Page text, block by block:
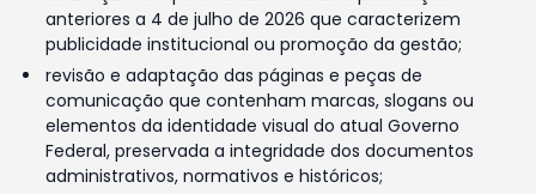
anteriores a 4 de julho de 2026 que caracterizem
publicidade institucional ou promoção da gestão;
revisão e adaptação das páginas e peças de
comunicação que contenham marcas, slogans ou
elementos da identidade visual do atual Governo
Federal, preservada a integridade dos documentos
administrativos, normativos e históricos;